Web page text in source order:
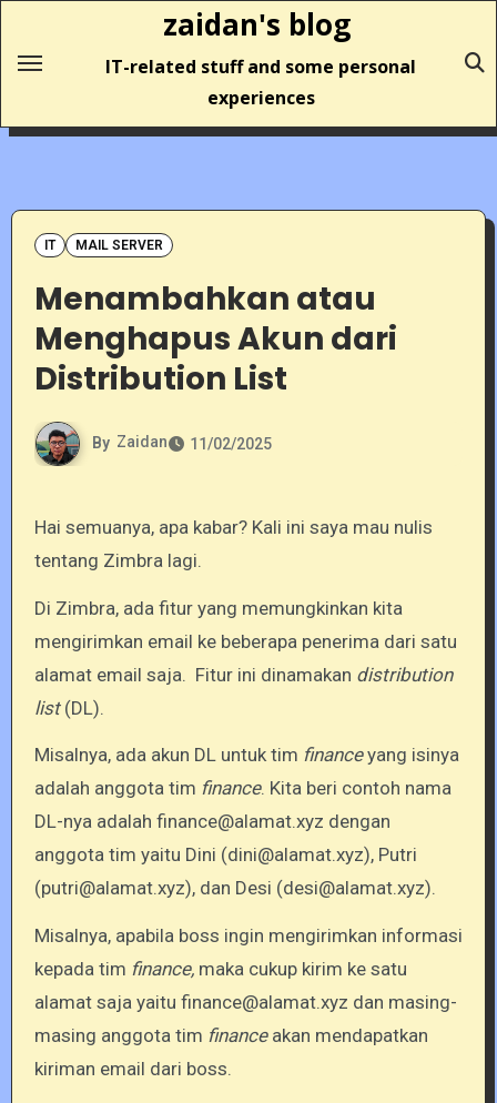
content
zaidan's blog
IT-related stuff and some personal
experiences
IT MAIL SERVER
Menambahkan atau
Menghapus Akun dari
Distribution List
By Zaidan 11/02/2025
Hai semuanya, apa kabar? Kali ini saya mau nulis
tentang Zimbra lagi.
Di Zimbra, ada fitur yang memungkinkan kita
mengirimkan email ke beberapa penerima dari satu
alamat email saja. Fitur ini dinamakan distribution
list(DL).
Misalnya, ada akun DL untuk tim financeyang isinya
adalah anggota tim finance. Kita beri contoh nama
DL-nya adalah finance@alamat.xyz dengan
anggota tim yaitu Dini (dini@alamat.xyz), Putri
(putri@alamat.xyz), dan Desi (desi@alamat.xyz).
Misalnya, apabila boss ingin mengirimkan informasi
kepada tim finance, maka cukup kirim ke satu
alamat saja yaitu finance@alamat.xyz dan masing-
masing anggota tim financeakan mendapatkan
kiriman email dari boss.